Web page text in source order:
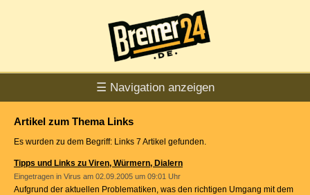
☰ Navigation anzeigen
Artikel zum Thema Links
Es wurden zu dem Begriff: Links 7 Artikel gefunden.
Tipps und Links zu Viren, Würmern, Dialern
Eingetragen in Virus am 02.09.2005 um 09:01 Uhr
Aufgrund der aktuellen Problematiken, was den richtigen Umgang mit dem